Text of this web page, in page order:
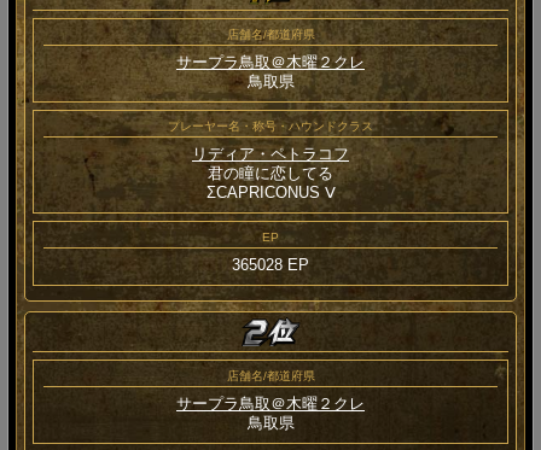
店舗名/都道府県
サープラ鳥取＠木曜２クレ
鳥取県
プレーヤー名・称号・ハウンドクラス
リディア・ペトラコフ
君の瞳に恋してる
ΣCAPRICONUS Ⅴ
EP
365028 EP
店舗名/都道府県
サープラ鳥取＠木曜２クレ
鳥取県